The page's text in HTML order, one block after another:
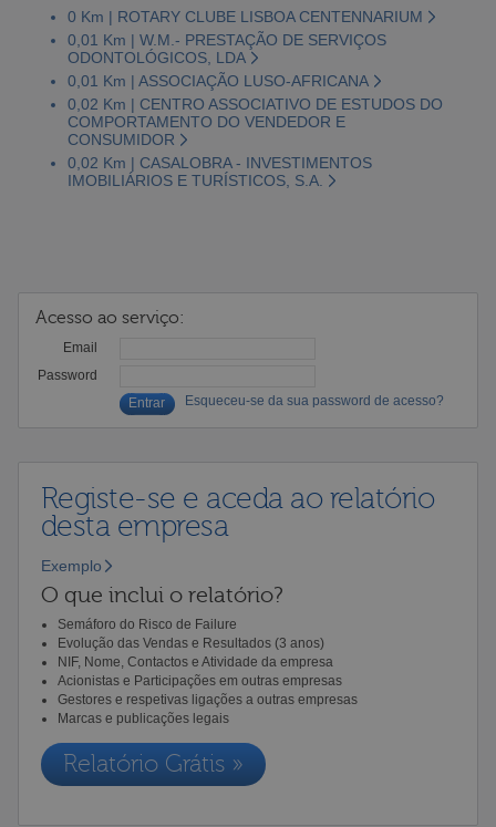
0 Km | ROTARY CLUBE LISBOA CENTENNARIUM
0,01 Km | W.M.- PRESTAÇÃO DE SERVIÇOS
ODONTOLÓGICOS, LDA
0,01 Km | ASSOCIAÇÃO LUSO-AFRICANA
0,02 Km | CENTRO ASSOCIATIVO DE ESTUDOS DO
COMPORTAMENTO DO VENDEDOR E
CONSUMIDOR
0,02 Km | CASALOBRA - INVESTIMENTOS
IMOBILIÁRIOS E TURÍSTICOS, S.A.
Acesso ao serviço:
Email
Password
Esqueceu-se da sua password de acesso?
Registe-se e aceda ao relatório
desta empresa
Exemplo
O que inclui o relatório?
Semáforo do Risco de Failure
Evolução das Vendas e Resultados (3 anos)
NIF, Nome, Contactos e Atividade da empresa
Acionistas e Participações em outras empresas
Gestores e respetivas ligações a outras empresas
Marcas e publicações legais
Relatório Grátis »